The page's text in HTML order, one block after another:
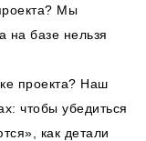
Мы
на базе нельзя
проекта? Наш
чтобы убедиться
как детали